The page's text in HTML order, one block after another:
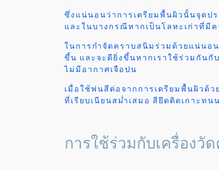
ซึ่งแน่นอนว่าการเตรียมพื้นผิวนั้นจุดป
และในบางกรณีหากเป็นโลหะเก่าที่มีค
ในการกำจัดคราบสนิมร่วมด้วยแน่นอ
ขึ้น และจะดียิ่งขึ้นหากเราใช้ร่วมกันกั
ไม่มีอากาศเจือปน
เมื่อใช้พ่นสีต่อจากการเตรียมพื้นผิวด้ว
ที่เรียบเนียนสม่ำเสมอ สียึดติดเกาะท
การใช้ร่วมกับเครื่องวั